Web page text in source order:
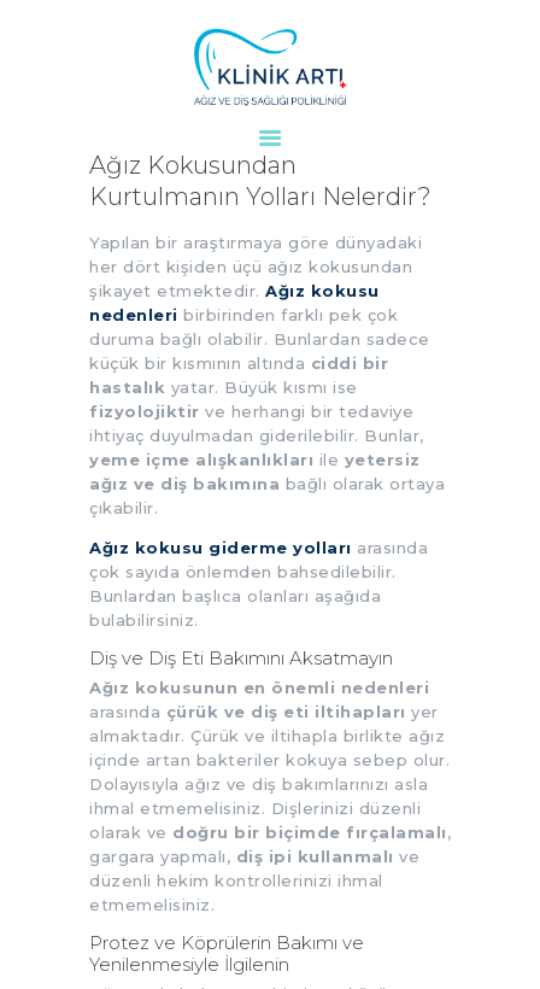
ANASAYFA
KURUMSAL
TEDAVILER
VAKALAR
KVKK
AYDINLATMA
METNI
BLOG
KLINIĞIMIZ
İLETIŞIM
Ağız Kokusundan
Kurtulmanın Yolları Nelerdir?
Yapılan bir araştırmaya göre dünyadaki
her dört kişiden üçü ağız kokusundan
şikayet etmektedir. Ağız kokusu
nedenleri birbirinden farklı pek çok
duruma bağlı olabilir. Bunlardan sadece
küçük bir kısmının altında ciddi bir
hastalık yatar. Büyük kısmı ise
fizyolojiktir ve herhangi bir tedaviye
ihtiyaç duyulmadan giderilebilir. Bunlar,
yeme içme alışkanlıkları ile yetersiz
ağız ve diş bakımına bağlı olarak ortaya
çıkabilir.
Ağız kokusu giderme yolları arasında
çok sayıda önlemden bahsedilebilir.
Bunlardan başlıca olanları aşağıda
bulabilirsiniz.
Diş ve Diş Eti Bakımını Aksatmayın
Ağız kokusunun en önemli nedenleri
arasında çürük ve diş eti iltihapları yer
almaktadır. Çürük ve iltihapla birlikte ağız
içinde artan bakteriler kokuya sebep olur.
Dolayısıyla ağız ve diş bakımlarınızı asla
ihmal etmemelisiniz. Dişlerinizi düzenli
olarak ve doğru bir biçimde fırçalamalı,
gargara yapmalı, diş ipi kullanmalı ve
düzenli hekim kontrollerinizi ihmal
etmemelisiniz.
Protez ve Köprülerin Bakımı ve
Yenilenmesiyle İlgilenin